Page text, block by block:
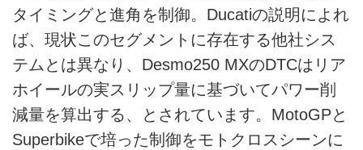
タイミングと進角を制御。Ducatiの説明によれ
ば、現状このセグメントに存在する他社シス
テムとは異なり、Desmo250 MXのDTCはリア
ホイールの実スリップ量に基づいてパワー削
減量を算出する、とされています。MotoGPと
Superbikeで培った制御をモトクロスシーンに